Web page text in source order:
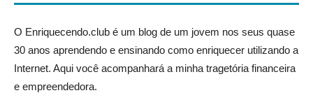
O Enriquecendo.club é um blog de um jovem nos seus quase
30 anos aprendendo e ensinando como enriquecer utilizando a
Internet. Aqui você acompanhará a minha tragetória financeira
e empreendedora.